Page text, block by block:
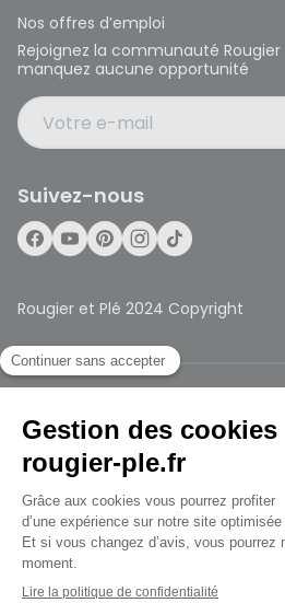
ouvert à 10:00
Nos offres d’emploi
Rejoignez la communauté
manquez aucune opportunité
Votre e-mail
Suivez-nous
Rougier et Plé 2024 Copyright
Mentions légales
Conditions générales des ventes
Données personnelles
Paiement sécurisé
Plan du site